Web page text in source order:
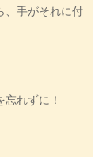
、手がそれに付
れずに！